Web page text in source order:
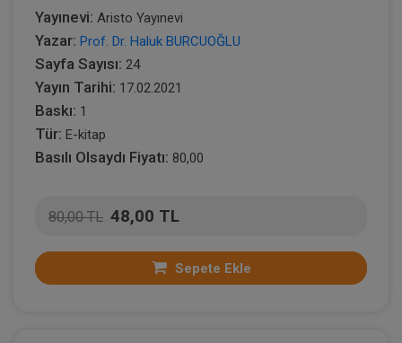
Yayınevi: Aristo Yayınevi
Yazar: Prof. Dr. Haluk BURCUOĞLU
Sayfa Sayısı: 24
Yayın Tarihi: 17.02.2021
Baskı: 1
Tür: E-kitap
Basılı Olsaydı Fiyatı: 80,00
80,00 TL 48,00 TL
Sepete Ekle